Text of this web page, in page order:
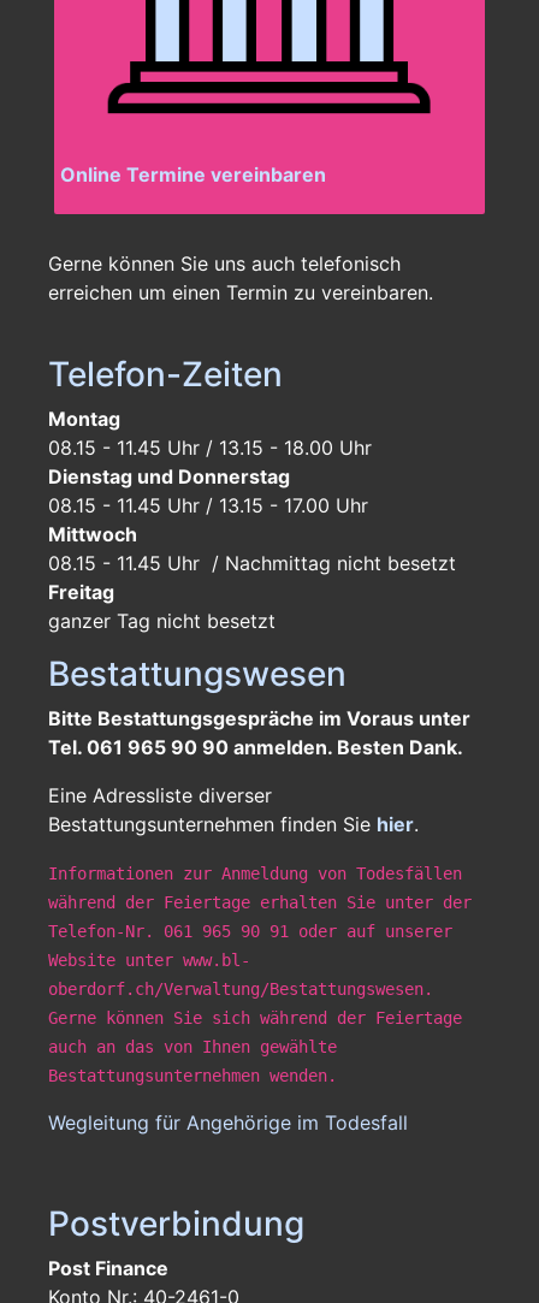
Online Termine vereinbaren
Gerne können Sie uns auch telefonisch
erreichen um einen Termin zu vereinbaren.
Telefon-Zeiten
Montag
08.15 - 11.45 Uhr / 13.15 - 18.00 Uhr
Dienstag und Donnerstag
08.15 - 11.45 Uhr / 13.15 - 17.00 Uhr
Mittwoch
08.15 - 11.45 Uhr / Nachmittag nicht besetzt
Freitag
ganzer Tag nicht besetzt
Bestattungswesen
Bitte Bestattungsgespräche im Voraus unter
Tel. 061 965 90 90 anmelden. Besten Dank.
Eine Adressliste diverser
Bestattungsunternehmen finden Sie hier.
Informationen zur Anmeldung von Todesfällen
während der Feiertage erhalten Sie unter der
Telefon-Nr. 061 965 90 91 oder auf unserer
Website unter www.bl-
oberdorf.ch/Verwaltung/Bestattungswesen.
Gerne können Sie sich während der Feiertage
auch an das von Ihnen gewählte
Bestattungsunternehmen wenden.
Wegleitung für Angehörige im Todesfall
Postverbindung
Post Finance
Konto Nr.: 40-2461-0